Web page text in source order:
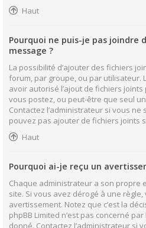
Haut
Pourquoi ne puis-je pas joindre
message ?
La possibilité d’ajouter des fichiers
forum, par groupe, ou par utilisateur.
avoir autorisé l’ajout de fichiers
vous postez, ou peut-être que seul
Contactez l’administrateur si vous
pouvez pas ajouter de fichiers joints
Haut
Pourquoi ai-je reçu un
Chaque administrateur a son propre
site. Si vous avez dérogé à une
avertissement. Notez que c’est la
phpBB Limited n’est pas concerné
donné. Contactez l’administrateur si